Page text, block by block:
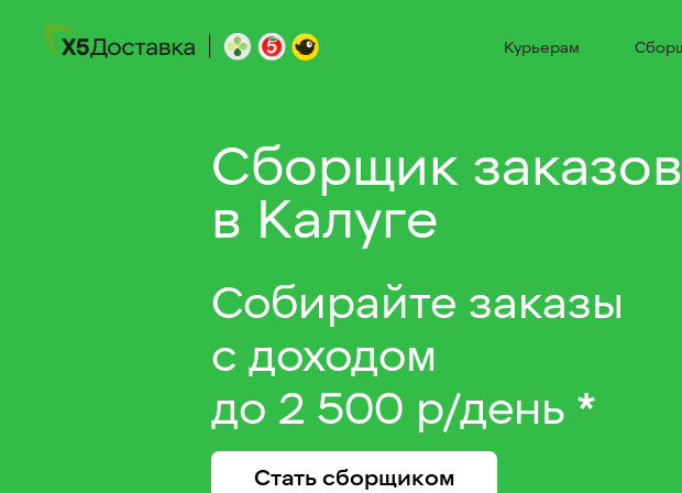
Курьерам
Сборщик заказов
в Калуге
Стать сборщиком
Собирайте заказы
с доходом
до 2 500 р/день *